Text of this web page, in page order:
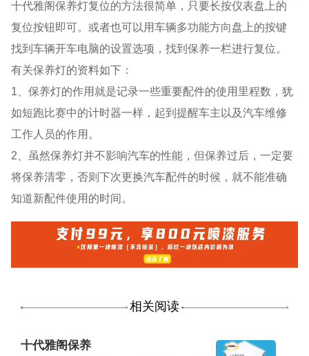
十代雅阁保养灯复位的方法很简单，只要长按仪表盘上的
复位按钮即可。或者也可以用车辆多功能方向盘上的按键
找到车辆开车电脑的设置选项，找到保养一栏进行复位。
有关保养灯的资料如下：
1、保养灯的作用就是记录一些重要配件的使用里程数，犹
如短跑比赛中的计时器一样，起到提醒车主以及汽车维修
工作人员的作用。
2、虽然保养灯并不影响汽车的性能，但保养过后，一定要
将保养清零，否则下次更换汽车配件的时候，就不能准确
知道新配件使用的时间。
相关阅读
十代雅阁保养